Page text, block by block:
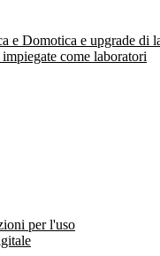
e Domotica e upgrade di
come laboratori
per l'uso